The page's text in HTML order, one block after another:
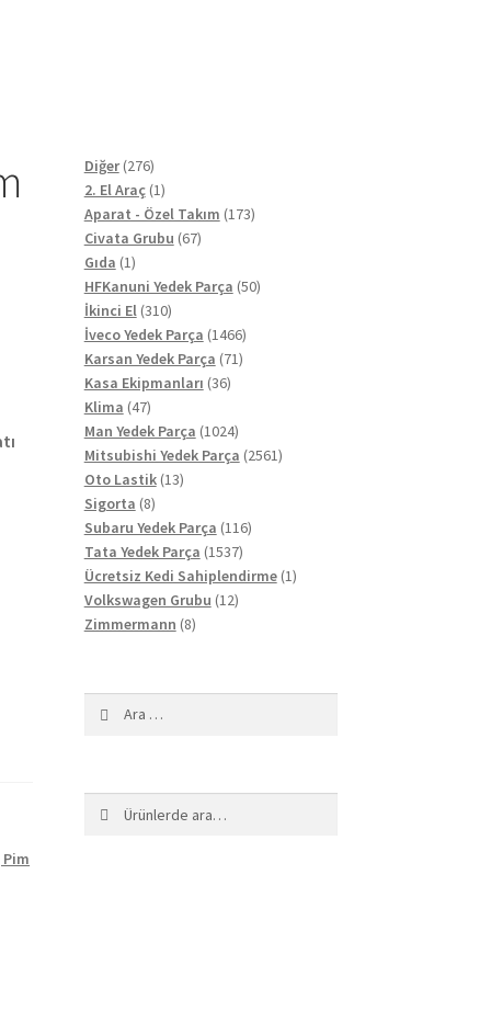
Diğer 276276
ürün
2. El Araç 11
ürün
Aparat - Özel Takım 173173
Civata Grubu 6767
Gıda 11
ürün
HFKanuni Yedek Parça 5050
İkinci El 310310
ürün
İveco Yedek Parça 14661466
ürün
Karsan Yedek Parça 7171
Kasa Ekipmanları 3636
Klima 4747
ürün
Man Yedek Parça 10241024
ürün
Mitsubishi Yedek Parça 25612561
Oto Lastik 1313
Sigorta 88
ürün
Subaru Yedek Parça 116116
Tata Yedek Parça 15371537
ürün
Ücretsiz Kedi Sahiplendirme 11
Volkswagen Grubu 1212
Zimmermann 88